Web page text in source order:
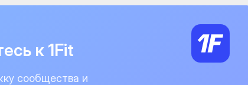
к 1Fit
сообщества и